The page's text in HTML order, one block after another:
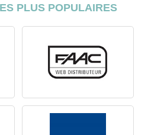
PLUS POPULAIRES